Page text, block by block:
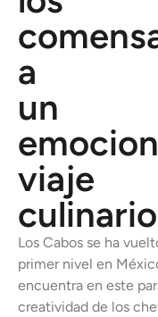
a
un
viaje
culinario
Los Cabos se ha
primer nivel en
encuentra en este
creatividad de los